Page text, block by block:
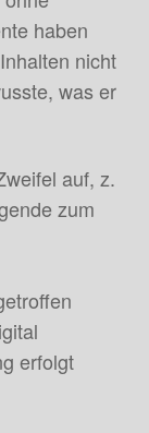
haben
nicht
was er
auf, z.
zum
erfolgt